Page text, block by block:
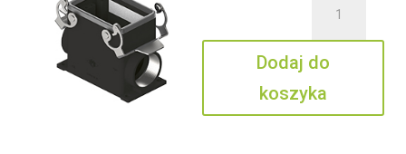
MHPXW
50.32
Dodaj do
koszyka